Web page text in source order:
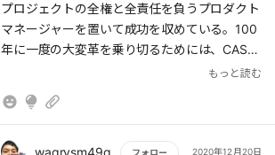
プロジェクトの全権と全責任を負うプロダクト
マネージャーを置いて成功を収めている。100
年に一度の大変革を乗り切るためには、CASE
分野にも精通し「社長になったつもり」で市
発に取り組む個性豊かなチーフエンジニアを育
もっと読む
wagrvsm49g フォロー 2020年12月20日